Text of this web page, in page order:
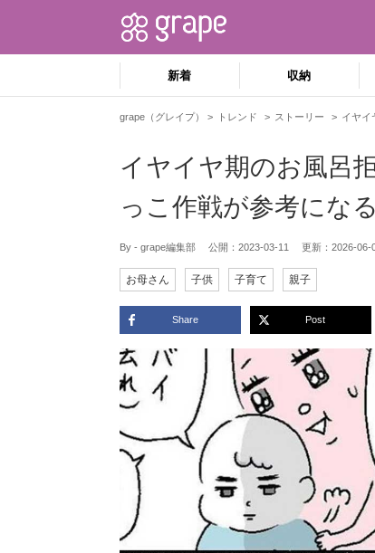
新着 収納
grape（グレイプ） トレンド ストーリー イヤイ
イヤイヤ期のお風呂
っこ作戦が参考になる
By - grape編集部 公開： 2023-03-11 更新： 2026-06-
お母さん 子供 子育て 親子
Share Post